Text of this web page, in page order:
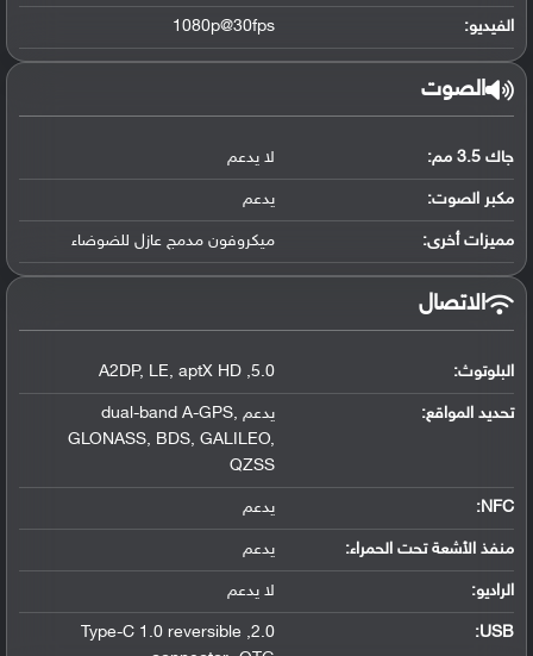
الفيديو: 1080p@30fps
الصوت
جاك 3.5 مم: لا يدعم
مكبر الصوت: يدعم
مميزات أخرى: ميكروفون مدمج عازل للضوضاء
الاتصال
البلوتوث:
5.0
,
A2DP, LE, aptX HD
تحديد المواقع: يدعم dual-band A-GPS ,
GLONASS, BDS, GALILEO,
QZSS
NFC
: يدعم
منفذ الأشعة تحت الحمراء: يدعم
الراديو: لا يدعم
USB
:
2.0
,
Type-C 1.0 reversible